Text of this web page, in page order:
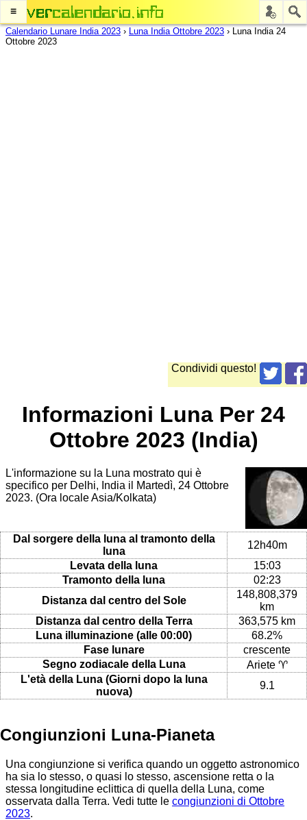
≡
Calendario Lunare India 2023 › Luna India Ottobre 2023 › Luna India 24
Ottobre 2023
Condividi questo!
Informazioni Luna Per 24
Ottobre 2023 (India)
L'informazione su la Luna mostrato qui è
specifico per Delhi, India il Martedì, 24 Ottobre
2023. (Ora locale Asia/Kolkata)
Dal sorgere della luna al tramonto della
luna
12h40m
Levata della luna
15:03
Tramonto della luna
02:23
Distanza dal centro del Sole
148,808,379
km
Distanza dal centro della Terra
363,575 km
Luna illuminazione (alle 00:00)
68.2%
Fase lunare
crescente
Segno zodiacale della Luna
Ariete ♈
L'età della Luna (Giorni dopo la luna
nuova)
9.1
Congiunzioni Luna-Pianeta
Una congiunzione si verifica quando un oggetto astronomico
ha sia lo stesso, o quasi lo stesso, ascensione retta o la
stessa longitudine eclittica di quella della Luna, come
osservata dalla Terra. Vedi tutte le congiunzioni di Ottobre
2023.